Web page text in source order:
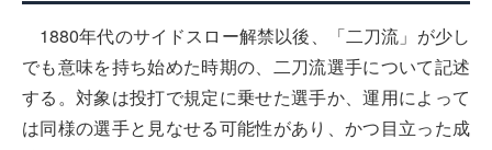
1880年代のサイドスロー解禁以後、「二刀流」が少し
でも意味を持ち始めた時期の、二刀流選手について記述
する。対象は投打で規定に乗せた選手か、運用によって
は同様の選手と見なせる可能性があり、かつ目立った成